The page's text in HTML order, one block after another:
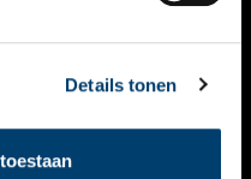
Details tonen